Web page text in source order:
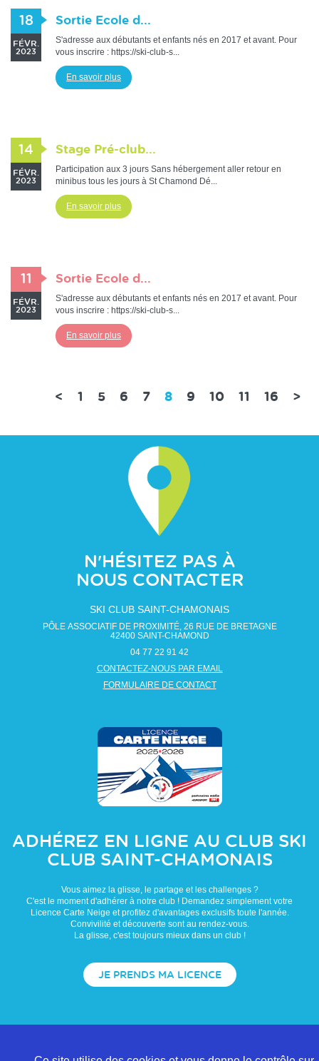
18
FÉVR.
2023
Sortie Ecole d...
S'adresse aux débutants et enfants nés en 2017 et avant. Pour
vous inscrire : https://ski-club-s...
En savoir plus
14
FÉVR.
2023
Stage Pré-club...
Participation aux 3 jours Sans hébergement aller retour en
minibus tous les jours à St Chamond Dé...
En savoir plus
11
FÉVR.
2023
Sortie Ecole d...
S'adresse aux débutants et enfants nés en 2017 et avant. Pour
vous inscrire : https://ski-club-s...
En savoir plus
< 1 5 6 7 8(current)
9 10 11 16 >
N'HÉSITEZ PAS À
NOUS CONTACTER
SKI CLUB SAINT-CHAMONAIS
PÔLE ASSOCIATIF DE PROXIMITÉ, 26 RUE DE BRETAGNE
42400 SAINT-CHAMOND
04 77 22 91 42
CONTACTEZ-NOUS PAR EMAIL
FORMULAIRE DE CONTACT
ADHÉREZ EN LIGNE AU CLUB SKI
CLUB SAINT-CHAMONAIS
Vous aimez la glisse, le partage et les challenges ?
C'est le moment d'adhérer à notre club ! Demandez simplement votre
Licence Carte Neige et profitez d'avantages exclusifs toute l'année.
Convivilité et découverte sont au rendez-vous.
La glisse, c'est toujours mieux dans un club !
JE PRENDS MA LICENCE